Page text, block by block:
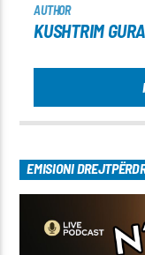
AUTHOR
KUSHTRIM
EMISIONI